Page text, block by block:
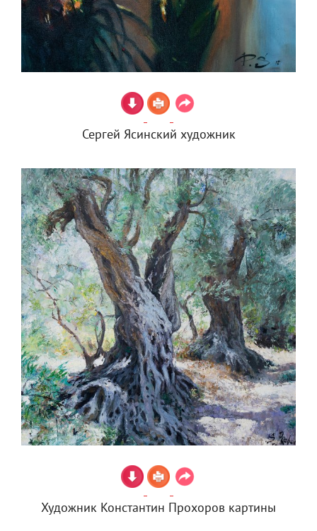
Сергей Ясинский художник
Художник Константин Прохоров картины